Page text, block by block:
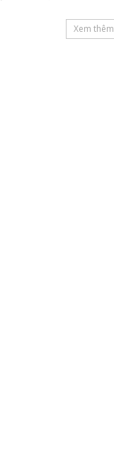
Xem thêm